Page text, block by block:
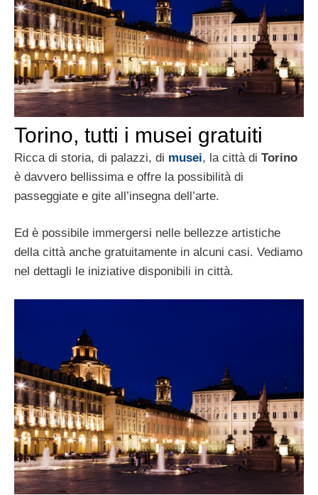
Torino, tutti i musei gratuiti
Ricca di storia, di palazzi, di musei, la città di Torino
è davvero bellissima e offre la possibilità di
passeggiate e gite all’insegna dell’arte.
Ed è possibile immergersi nelle bellezze artistiche
della città anche gratuitamente in alcuni casi. Vediamo
nel dettagli le iniziative disponibili in città.